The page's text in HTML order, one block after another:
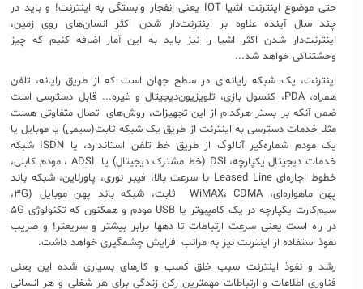
حتی موضوع اینترنت اشیا IOT یعنی انفجار وابستگی به اینترنت! و باید در
چند سال آینده علاوه بر اینترنت‌دار شدن اکثر انسان‌های روی زمین،
اینترنت‌دار شدن اکثر اشیا را نیز باید به این آمار اضافه کنیم که چیز
وحشتناکی خواهد شد...
اینترنت، یک شبکه رایانه‌ای در سطح جهان است که از طریق رایانه، تلفن
همراه، PDA، کنسول بازی، تلویزیون‌دیجیتال و غیره... قابل دسترسی است
ضمن آنکه بر بستر هرکدام از این تجهیزات، روش‌های اتصال متفاوتی هست
مثلا خدمات دسترسی به اینترنت از طریق یک شبکه ثابت(سیمی) یا موبایل یا
یک مودم شماره‌گیر آنالوگ از طریق خط تلفن استاندارد، یا ISDN شبکه
خدمات دیجیتال یکپارچه،DSL (خط مشترک دیجیتال) یا ADSL ، مودم کابلی،
خطوط اجاره‌ای Leased Line با سرعت بالا، فیبر نوری، پاورلاین، شبکه باند
پهن ماهواره‌ای، WiMAX، CDMA ثابت، شبکه باند پهن موبایل (۳G،
سیم‌کارت یکپارچه در یک کامپیوتر یا USB مودم و همکنون که تکنولوژی ۵G
در راه است یعنی سرعت ارتباطات تا دهها برابر بیشتر و سریعتر! و ضریب
نفوذ استفاده از اینترنت نیز به مراتب افزایش چشمگیری خواهد داشت.
رشد و نفوذ اینترنت سبب خلق کسب و کارهای بسیاری شده این یعنی
فناوری اطلاعات و ارتباطات مهمترین رکن زندگی برای هر شغلی و هر انسانی